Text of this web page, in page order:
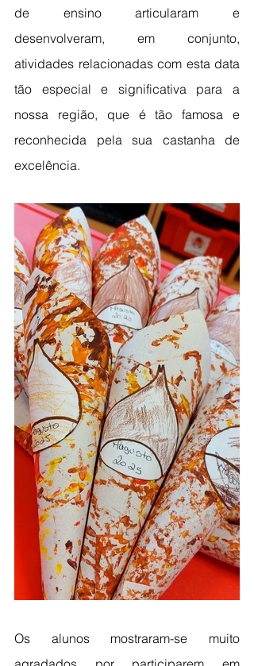
de ensino articularam e
desenvolveram, em conjunto,
atividades relacionadas com esta data
tão especial e significativa para a
nossa região, que é tão famosa e
reconhecida pela sua castanha de
excelência.
Os alunos mostraram-se muito